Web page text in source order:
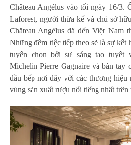
Château Angélus vào tối ngày 16/3.
Laforest, người thừa kế và chủ sở
Château Angélus đã đến Việt Nam
Những đêm tiệc tiếp theo sẽ là sự kết
tuyển chọn bởi sự sáng tạo tuyệt
Michelin Pierre Gagnaire và bàn tay
đầu bếp nơi đây với các thương hiệu
vùng sản xuất rượu nổi tiếng nhất trên